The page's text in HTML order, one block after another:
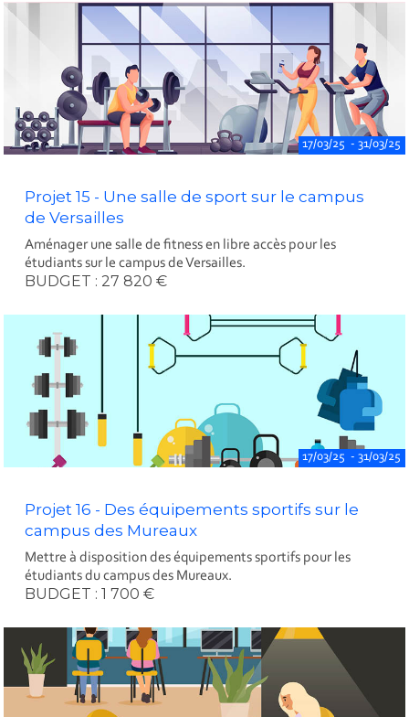
17/03/25 - 31/03/25
Projet 15 - Une salle de sport sur le campus
de Versailles
Aménager une salle de fitness en libre accès pour les
étudiants sur le campus de Versailles.
BUDGET : 27 820 €
17/03/25 - 31/03/25
Projet 16 - Des équipements sportifs sur le
campus des Mureaux
Mettre à disposition des équipements sportifs pour les
étudiants du campus des Mureaux.
BUDGET : 1 700 €